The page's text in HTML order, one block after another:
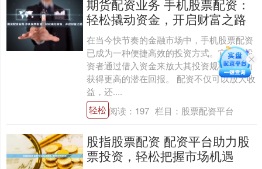
期货配资业务 手机股票配资：
轻松撬动资金，开启财富之路
在当今快节奏的金融市场中，手机股票配资
已成为一种便捷高效的投资方式。它允许投
资者通过借入资金来放大其投资规模，从而
获得更高的潜在回报。 配资不仅可以放大收
益，还....
轻松 阅读： 197 栏目： 股票配资平台
股指股票配资 配资平台助力股
票投资，轻松把握市场机遇